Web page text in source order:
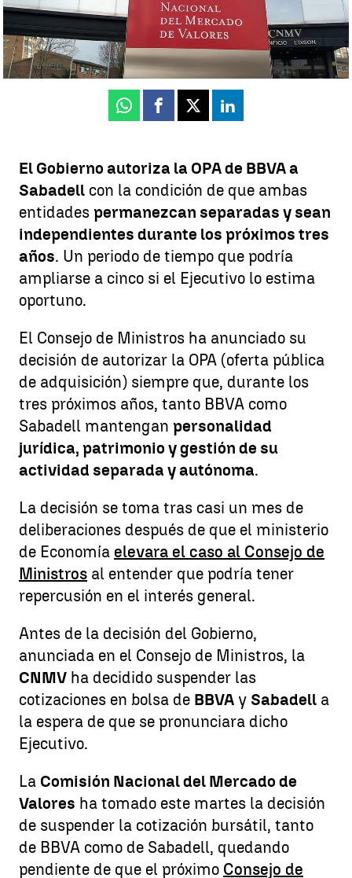
Juan Muñoz
Publicado:24 de junio de 2025, 12:54
Whatsapp
Facebook
X Linkedin
El Gobierno autoriza la OPA de BBVA a
Sabadell con la condición de que ambas
entidades permanezcan separadas y sean
independientes durante los próximos tres
años. Un periodo de tiempo que podría
ampliarse a cinco si el Ejecutivo lo estima
oportuno.
El Consejo de Ministros ha anunciado su
decisión de autorizar la OPA (oferta pública
de adquisición) siempre que, durante los
tres próximos años, tanto BBVA como
Sabadell mantengan personalidad
jurídica, patrimonio y gestión de su
actividad separada y autónoma.
La decisión se toma tras casi un mes de
deliberaciones después de que el ministerio
de Economía elevara el caso al Consejo de
Ministros al entender que podría tener
repercusión en el interés general.
Antes de la decisión del Gobierno,
anunciada en el Consejo de Ministros, la
CNMV ha decidido suspender las
cotizaciones en bolsa de BBVA y Sabadell a
la espera de que se pronunciara dicho
Ejecutivo.
La Comisión Nacional del Mercado de
Valores ha tomado este martes la decisión
de suspender la cotización bursátil, tanto
de BBVA como de Sabadell, quedando
pendiente de que el próximo Consejo de